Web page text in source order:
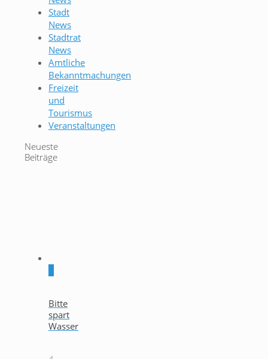
Stadt
News
Stadtrat
News
Amtliche
Bekanntmachungen
Freizeit
und
Tourismus
Veranstaltungen
Neueste
Beiträge
Bitte
spart
Wasser